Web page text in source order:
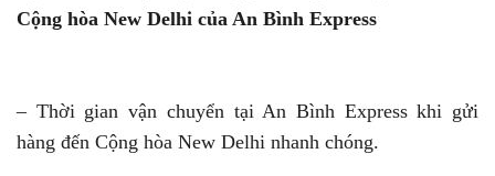
Cộng hòa New Delhi của An Bình Express
– Thời gian vận chuyển tại An Bình Express khi gửi
hàng đến Cộng hòa New Delhi nhanh chóng.